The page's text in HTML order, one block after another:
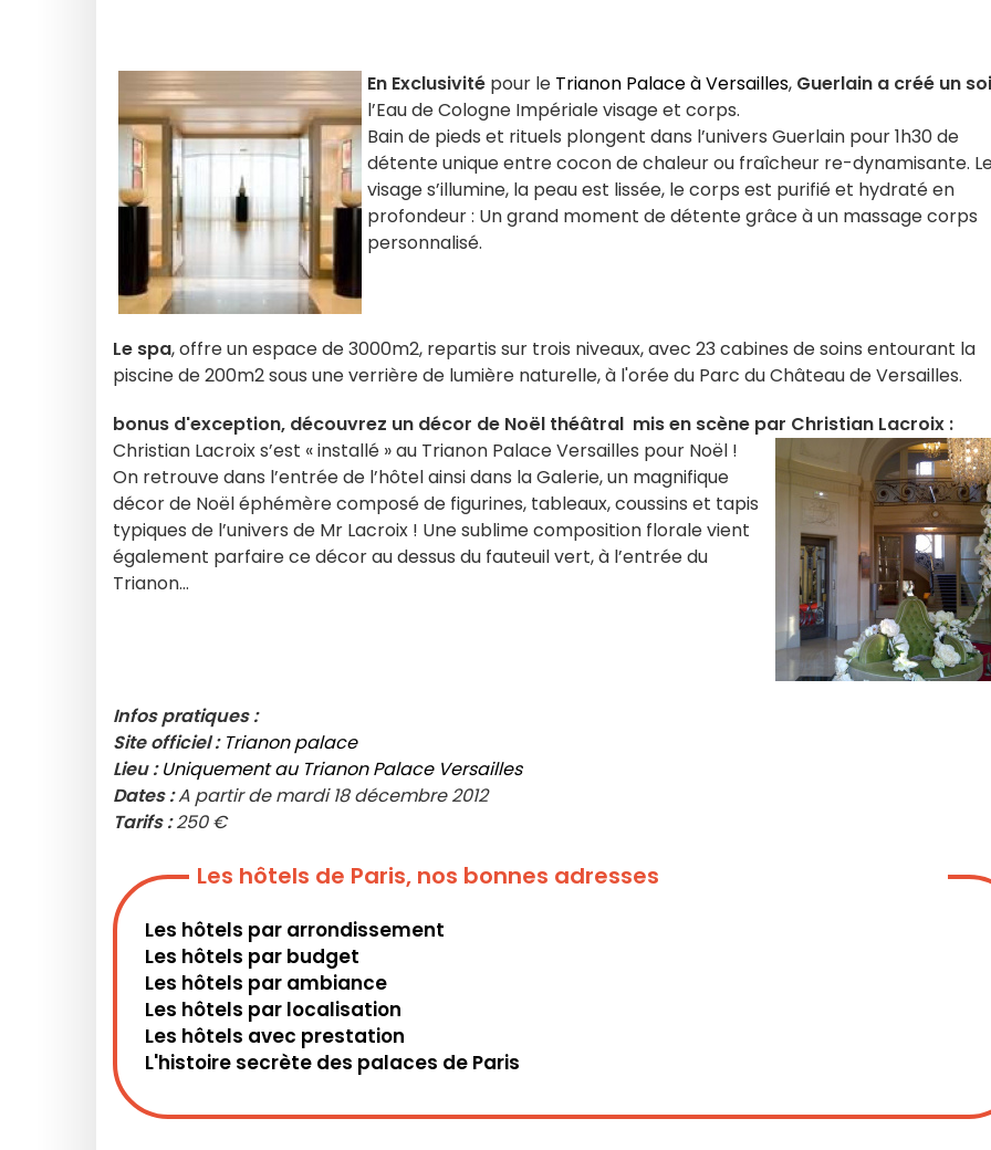
En Exclusivité pour le Trianon Palace à Versailles, Guerlain a créé un
l’Eau de Cologne Impériale visage et corps.
Bain de pieds et rituels plongent dans l’univers Guerlain pour 1h30 de
détente unique entre cocon de chaleur ou fraîcheur re-dynamisante.
visage s’illumine, la peau est lissée, le corps est purifié et hydraté en
profondeur : Un grand moment de détente grâce à un massage corps
personnalisé.
Le spa, offre un espace de 3000m2, repartis sur trois niveaux, avec 23 cabines de soins entourant la
piscine de 200m2 sous une verrière de lumière naturelle, à l'orée du Parc du Château de Versailles.
bonus d'exception, découvrez un décor de Noël théâtral mis en scène par Christian Lacroix :
Christian Lacroix s’est « installé » au Trianon Palace Versailles pour Noël !
On retrouve dans l’entrée de l’hôtel ainsi dans la Galerie, un magnifique
décor de Noël éphémère composé de figurines, tableaux, coussins et tapis
typiques de l’univers de Mr Lacroix ! Une sublime composition florale vient
également parfaire ce décor au dessus du fauteuil vert, à l’entrée du
Trianon…
Infos pratiques :
Site officiel : Trianon palace
Lieu : Uniquement au Trianon Palace Versailles
Dates :A partir de mardi 18 décembre 2012
Tarifs :250 €
Les hôtels de Paris, nos bonnes adresses
Les hôtels par arrondissement
Les hôtels par budget
Les hôtels par ambiance
Les hôtels par localisation
Les hôtels avec prestation
L'histoire secrète des palaces de Paris